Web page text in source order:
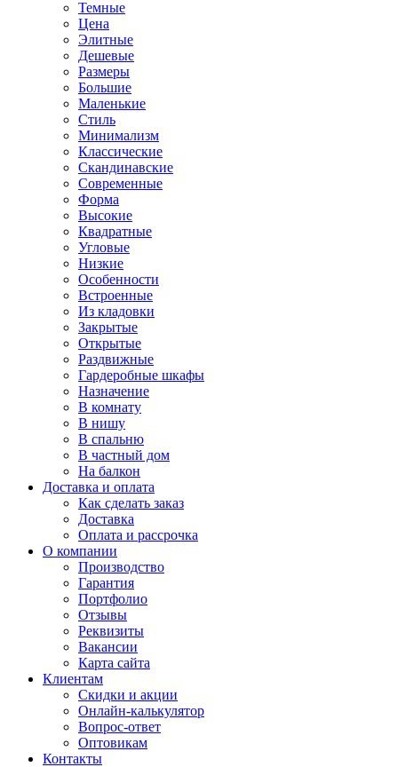
Темные
Цена
Элитные
Дешевые
Размеры
Большие
Маленькие
Стиль
Минимализм
Классические
Скандинавские
Современные
Форма
Высокие
Квадратные
Угловые
Низкие
Особенности
Встроенные
Из кладовки
Закрытые
Открытые
Раздвижные
Гардеробные шкафы
Назначение
В комнату
В нишу
В спальню
В частный дом
На балкон
Доставка и оплата
Как сделать заказ
Доставка
Оплата и рассрочка
О компании
Производство
Гарантия
Портфолио
Отзывы
Реквизиты
Вакансии
Карта сайта
Клиентам
Скидки и акции
Онлайн-калькулятор
Вопрос-ответ
Оптовикам
Контакты